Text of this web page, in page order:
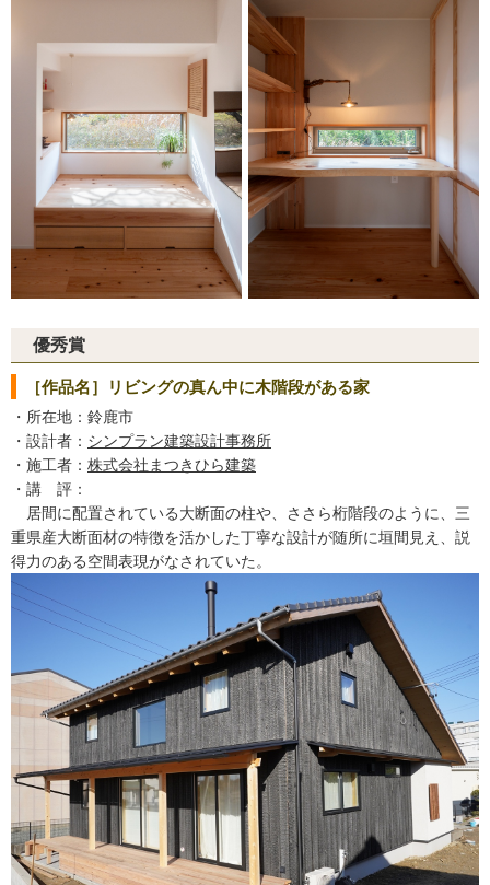
優秀賞
［作品名］リビングの真ん中に木階段がある家
・所在地：鈴鹿市
・設計者： シンプラン建築設計事務所
・施工者： 株式会社まつきひら建築
・講 評：
居間に配置されている大断面の柱や、ささら桁階段のように、三
重県産大断面材の特徴を活かした丁寧な設計が随所に垣間見え、説
得力のある空間表現がなされていた。